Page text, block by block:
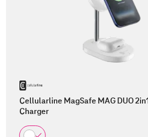
Cellularline MagSafe MAG DUO
Charger